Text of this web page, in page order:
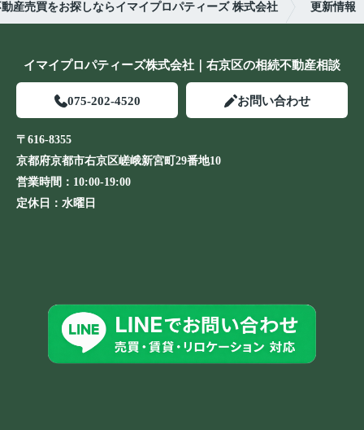
産売買をお探しならイマイプロパティーズ 株式会社 更新情報
イマイプロパティーズ株式会社｜右京区の相続不動産相談
075-202-4520 お問い合わせ
〒616-8355
京都府京都市右京区嵯峨新宮町29番地10
営業時間： 10:00-19:00
定休日： 水曜日